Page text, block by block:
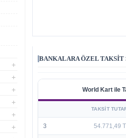
BANKALARA ÖZEL TAKSIT
World Kart ile
TAKSIT
3 54.771,49